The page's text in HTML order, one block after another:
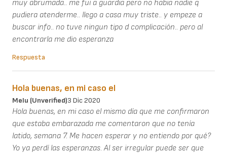
muy abrumada.. me fui a guardia pero no habia nadie q
pudiera atenderme.. llego a casa muy triste.. y empeze a
buscar info.. no tuve ningun tipo d complicación.. pero al
encontrarla me dio esperanza
Respuesta
Hola buenas, en mi caso el
Melu (unverified)3 Dic 2020
Hola buenas, en mi caso el mismo día que me confirmaron
que estaba embarazada me comentaron que no tenía
latido, semana 7. Me hacen esperar y no entiendo por qué?
Yo ya perdí las esperanzas. Al ser irregular puede ser que